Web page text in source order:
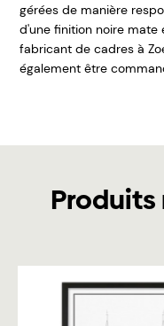
gérées de manière
d'une finition noire mate
fabricant de cadres à
également être